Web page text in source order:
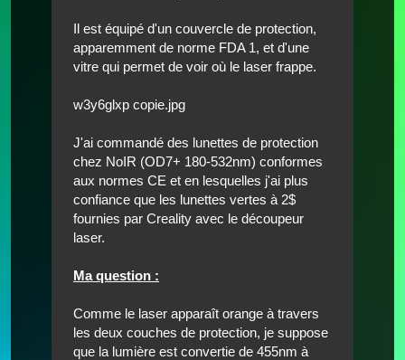
Il est équipé d'un couvercle de protection,
apparemment de norme FDA 1, et d'une
vitre qui permet de voir où le laser frappe.
w3y6glxp copie.jpg
J'ai commandé des lunettes de protection
chez NoIR (OD7+ 180-532nm) conformes
aux normes CE et en lesquelles j'ai plus
confiance que les lunettes vertes à 2$
fournies par Creality avec le découpeur
laser.
Ma question :
Comme le laser apparaît orange à travers
les deux couches de protection, je suppose
que la lumière est convertie de 455nm à